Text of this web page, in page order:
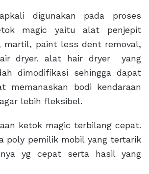
digunakan pada proses
magic yaitu alat penjepit
martil, paint less dent removal,
dryer. alat hair dryer yang
dimodifikasi sehingga dapat
memanaskan bodi kendaraan
lebih fleksibel.
ketok magic terbilang cepat.
poly pemilik mobil yang tertarik
yg cepat serta hasil yang